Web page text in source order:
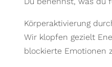
Körperaktivierung
Wir klopfen gezielt
blockierte Emotionen